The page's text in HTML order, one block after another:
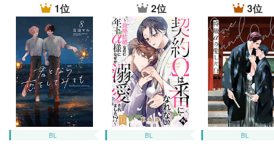
1位
BL
2位
BL
3位
BL